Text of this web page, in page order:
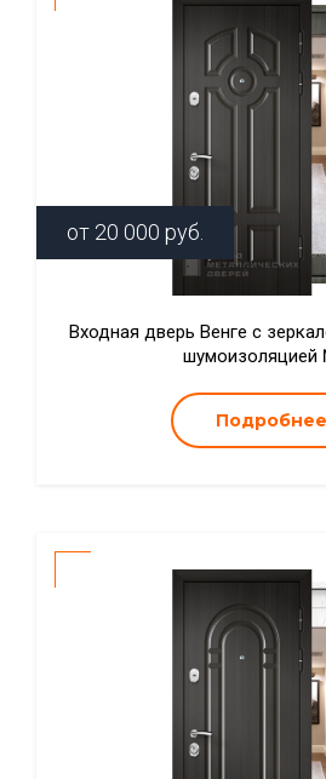
от 20 000 руб.
Входная дверь Венге с
Подробнее